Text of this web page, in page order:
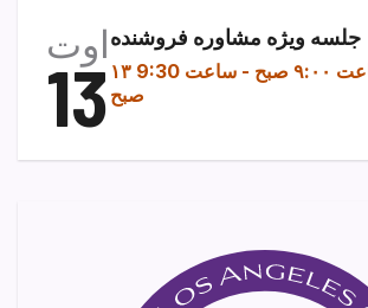
اوت
13
جلسه ویژه مشاوره فروشنده
صبح -
ساعت 9:30
صبح